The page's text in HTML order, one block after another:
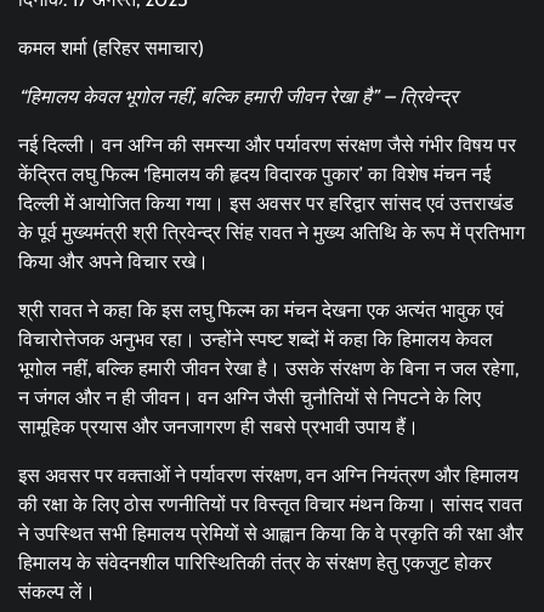
कमल शर्मा (हरिहर समाचार)
“हिमालय केवल भूगोल नहीं, बल्कि हमारी जीवन रेखा है” – त्रिवेन्द्र
नई दिल्ली। वन अग्नि की समस्या और पर्यावरण संरक्षण जैसे गंभीर विषय पर
केंद्रित लघु फिल्म ‘हिमालय की हृदय विदारक पुकार’ का विशेष मंचन नई
दिल्ली में आयोजित किया गया। इस अवसर पर हरिद्वार सांसद एवं उत्तराखंड
के पूर्व मुख्यमंत्री श्री त्रिवेन्द्र सिंह रावत ने मुख्य अतिथि के रूप में प्रतिभाग
किया और अपने विचार रखे।
श्री रावत ने कहा कि इस लघु फिल्म का मंचन देखना एक अत्यंत भावुक एवं
विचारोत्तेजक अनुभव रहा। उन्होंने स्पष्ट शब्दों में कहा कि हिमालय केवल
भूगोल नहीं, बल्कि हमारी जीवन रेखा है। उसके संरक्षण के बिना न जल रहेगा,
न जंगल और न ही जीवन। वन अग्नि जैसी चुनौतियों से निपटने के लिए
सामूहिक प्रयास और जनजागरण ही सबसे प्रभावी उपाय हैं।
इस अवसर पर वक्ताओं ने पर्यावरण संरक्षण, वन अग्नि नियंत्रण और हिमालय
की रक्षा के लिए ठोस रणनीतियों पर विस्तृत विचार मंथन किया। सांसद रावत
ने उपस्थित सभी हिमालय प्रेमियों से आह्वान किया कि वे प्रकृति की रक्षा और
हिमालय के संवेदनशील पारिस्थितिकी तंत्र के संरक्षण हेतु एकजुट होकर
संकल्प लें।